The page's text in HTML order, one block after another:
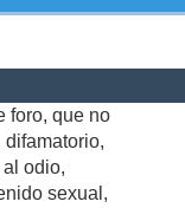
foro, que no
odio,
sexual,